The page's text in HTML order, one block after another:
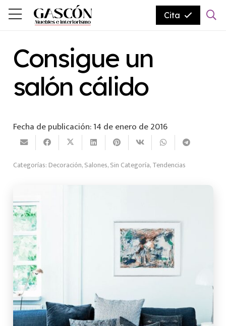
Cita
Consigue un
salón cálido
Fecha de publicación:14 de enero de 2016
Categorías:Decoración,Salones,Sin Categoría,Tendencias